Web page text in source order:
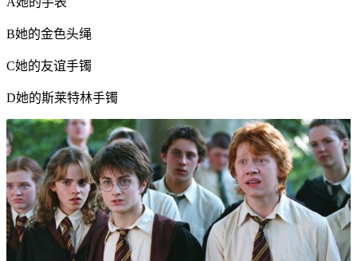
B她的金色头绳
C她的友谊手镯
D她的斯莱特林手镯